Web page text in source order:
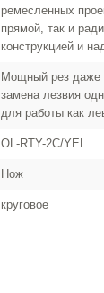
ремесленных
прямой, так и
конструкцией и
Мощный рез даже
замена лезвия
для работы как
OL-RTY-2C/YEL
Нож
круговое